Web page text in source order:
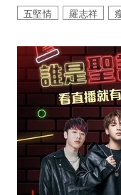
五堅情 羅志祥